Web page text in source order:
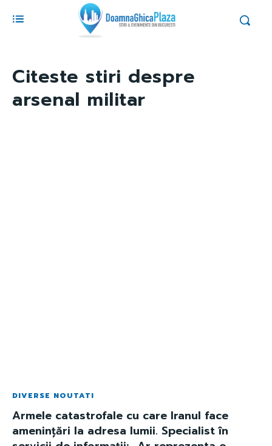
Citeste stiri despre
arsenal militar
DIVERSE NOUTATI
Armele catastrofale cu care Iranul face
amenințări la adresa lumii. Specialist în